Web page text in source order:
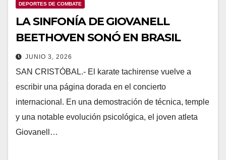
DEPORTES DE COMBATE
LA SINFONÍA DE GIOVANELL
BEETHOVEN SONÓ EN BRASIL
JUNIO 3, 2026
SAN CRISTÓBAL.- El karate tachirense vuelve a
escribir una página dorada en el concierto
internacional. En una demostración de técnica, temple
y una notable evolución psicológica, el joven atleta
Giovanell…